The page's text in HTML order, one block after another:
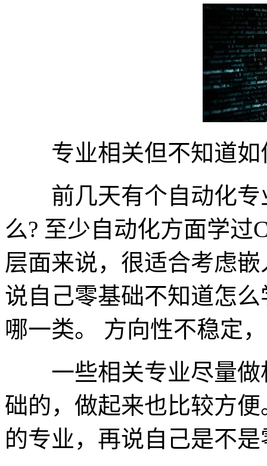
专业相关但不知道如
前几天有个自动化专
么? 至少自动化方面学过
层面来说，很适合考虑
说自己零基础不知道怎
哪一类。 方向性不稳定
一些相关专业尽量做
础的，做起来也比较方
的专业，再说自己是不